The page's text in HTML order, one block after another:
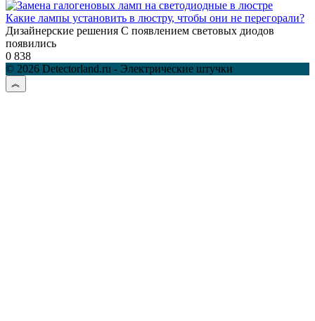
Какие лампы установить в люстру, чтобы они не перегорали?
Дизайнерские решения С появлением световых диодов
появились
0 838
© 2026 Detectorland.ru - Электрические штучки